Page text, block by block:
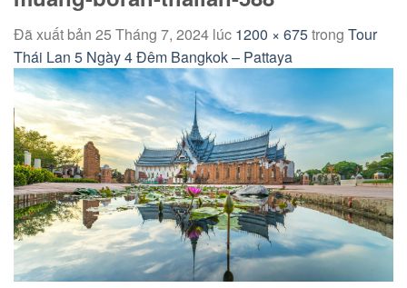
Đã xuất bản 25 Tháng 7, 2024 lúc 1200 × 675trong Tour
Thái Lan 5 Ngày 4 Đêm Bangkok – Pattaya